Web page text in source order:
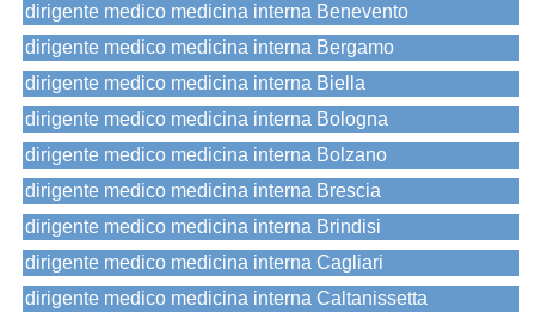
dirigente medico medicina interna Benevento
dirigente medico medicina interna Bergamo
dirigente medico medicina interna Biella
dirigente medico medicina interna Bologna
dirigente medico medicina interna Bolzano
dirigente medico medicina interna Brescia
dirigente medico medicina interna Brindisi
dirigente medico medicina interna Cagliari
dirigente medico medicina interna Caltanissetta